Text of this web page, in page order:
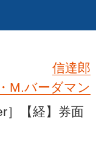
信達郎
M.バーダマン
］【経】券面